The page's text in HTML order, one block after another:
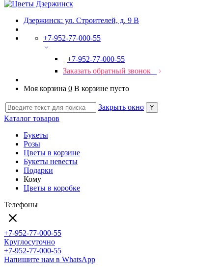
Дзержинск: ул. Строителей, д. 9 В
+7-952-77-000-55
+7-952-77-000-55
Заказать обратный звонок
Моя корзина 0 В корзине пусто
Закрыть окно
Каталог товаров
Букеты
Розы
Цветы в корзине
Букеты невесты
Подарки
Кому
Цветы в коробке
Телефоны
+7-952-77-000-55
Круглосуточно
+7-952-77-000-55
Напишите нам в WhatsApp